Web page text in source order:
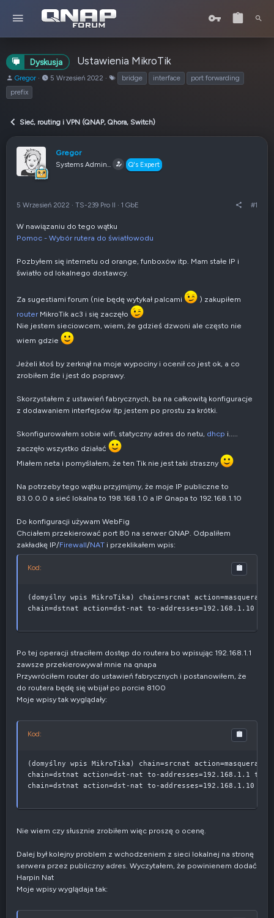
Dyskusja Ustawienia MikroTik
A
u
t
r
Gregor
o5 Wrzesień 2022
a
bridge interface
port forwarding
prefix
Sieć, routing i VPN (QNAP, Qhora, Switch)
Gregor
Systems Admin... Q's Expert
5 Wrzesień 2022 · TS-239 Pro II · 1 GbE #1
W nawiązaniu do tego wątku
Pomoc - Wybór rutera do światłowodu
Pozbyłem się internetu od orange, funboxów itp. Mam stałe IP i
światło od lokalnego dostawcy.
Za sugestiami forum (nie będę wytykał palcami
) zakupiłem
routerMikroTik ac3 i się zaczęło
Nie jestem sieciowcem, wiem, że gdzieś dzwoni ale często nie
wiem gdzie
Jeżeli ktoś by zerknął na moje wypociny i ocenił co jest ok, a co
zrobiłem źle i jest do poprawy.
Skorzystałem z ustawień fabrycznych, ba na całkowitą konfiguracje
z dodawaniem interfejsów itp jestem po prostu za krótki.
Skonfigurowałem sobie wifi, statyczny adres do netu, dhcp i.....
zaczęło wszystko działać
Miałem neta i pomyślałem, że ten Tik nie jest taki straszny
Na potrzeby tego wątku przyjmijmy, że moje IP publiczne to
83.0.0.0 a sieć lokalna to 198.168.1.0 a IP Qnapa to 192.168.1.10
Do konfiguracji używam WebFig
Chciałem przekierować port 80 na serwer QNAP. Odpaliłem
zakładkę IP/Firewall/NAT i przeklikałem wpis:
Kod:
(domyślny wpis MikroTika) chain=srcnat
chain=dstnat action=dst-nat to-addresses=192.168.1.10
Po tej operacji straciłem dostęp do routera bo wpisując 192.168.1.1
zawsze przekierowywał mnie na qnapa
Przywróciłem router do ustawień fabrycznych i postanowiłem, że
do routera będę się wbijał po porcie 8100
Moje wpisy tak wyglądały:
Kod:
(domyślny wpis MikroTika) chain=srcnat
chain=dstnat action=dst-nat to-addresses=192.168.1.1
chain=dstnat action=dst-nat to-addresses=192.168.1.10
Nie wiem czy słusznie zrobiłem więc proszę o ocenę.
Dalej był kolejny problem z wchodzeniem z sieci lokalnej na stronę
serwera przez publiczny adres. Wyczytałem, że powinienem dodać
Harpin Nat
Moje wpisy wyglądaja tak: